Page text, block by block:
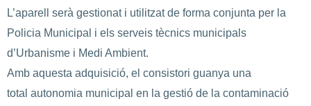
L’aparell serà gestionat i utilitzat de forma conjunta per la
Policia Municipal i els serveis tècnics municipals
d’Urbanisme i Medi Ambient.
Amb aquesta adquisició, el consistori guanya una
total autonomia municipal en la gestió de la contaminació